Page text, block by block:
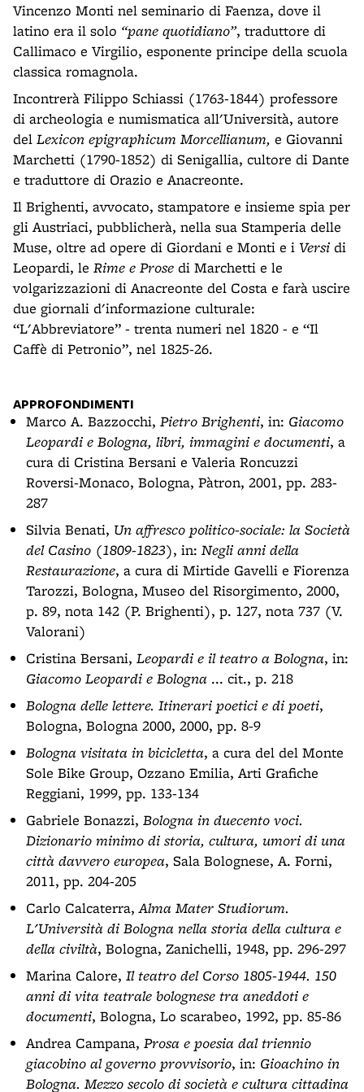
Vincenzo Monti nel seminario di Faenza, dove il
latino era il solo “pane quotidiano”, traduttore di
Callimaco e Virgilio, esponente principe della scuola
classica romagnola.
Incontrerà Filippo Schiassi (1763-1844) professore
di archeologia e numismatica all'Università, autore
del Lexicon epigraphicum Morcellianum, e Giovanni
Marchetti (1790-1852) di Senigallia, cultore di Dante
e traduttore di Orazio e Anacreonte.
Il Brighenti, avvocato, stampatore e insieme spia per
gli Austriaci, pubblicherà, nella sua Stamperia delle
Muse, oltre ad opere di Giordani e Monti e i Versi di
Leopardi, le Rime e Prose di Marchetti e le
volgarizzazioni di Anacreonte del Costa e farà uscire
due giornali d'informazione culturale:
“L'Abbreviatore” - trenta numeri nel 1820 - e “Il
Caffè di Petronio”, nel 1825-26.
APPROFONDIMENTI
Marco A. Bazzocchi, Pietro Brighenti, in: Giacomo
Leopardi e Bologna, libri, immagini e documenti, a
cura di Cristina Bersani e Valeria Roncuzzi
Roversi-Monaco, Bologna, Pàtron, 2001, pp. 283-
287
Silvia Benati, Un affresco politico-sociale: la Società
del Casino (1809-1823), in: Negli anni della
Restaurazione, a cura di Mirtide Gavelli e Fiorenza
Tarozzi, Bologna, Museo del Risorgimento, 2000,
p. 89, nota 142 (P. Brighenti), p. 127, nota 737 (V.
Valorani)
Cristina Bersani, Leopardi e il teatro a Bologna, in:
Giacomo Leopardi e Bologna ... cit., p. 218
Bologna delle lettere. Itinerari poetici e di poeti,
Bologna, Bologna 2000, 2000, pp. 8-9
Bologna visitata in bicicletta, a cura del del Monte
Sole Bike Group, Ozzano Emilia, Arti Grafiche
Reggiani, 1999, pp. 133-134
Gabriele Bonazzi, Bologna in duecento voci.
Dizionario minimo di storia, cultura, umori di una
città davvero europea, Sala Bolognese, A. Forni,
2011, pp. 204-205
Carlo Calcaterra,Alma Mater Studiorum.
L'Università di Bologna nella storia della cultura e
della civiltà, Bologna, Zanichelli, 1948, pp. 296-297
Marina Calore, Il teatro del Corso 1805-1944. 150
anni di vita teatrale bolognese tra aneddoti e
documenti, Bologna, Lo scarabeo, 1992, pp. 85-86
Andrea Campana, Prosa e poesia dal triennio
giacobino al governo provvisorio, in: Gioachino in
Bologna. Mezzo secolo di società e cultura cittadina